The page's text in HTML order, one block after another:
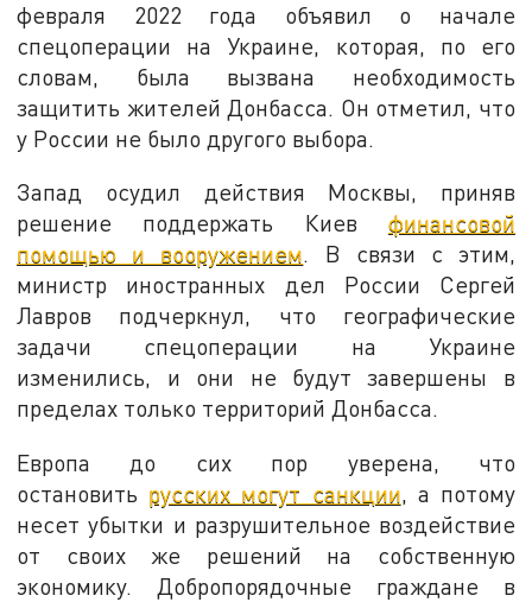
февраля 2022 года объявил о начале
спецоперации на Украине, которая, по его
словам, была вызвана необходимость
защитить жителей Донбасса. Он отметил, что
у России не было другого выбора.
Запад осудил действия Москвы, приняв
решение поддержать Киев финансовой
помощью и вооружением. В связи с этим,
министр иностранных дел России Сергей
Лавров подчеркнул, что географические
задачи спецоперации на Украине
изменились, и они не будут завершены в
пределах только территорий Донбасса.
Европа до сих пор уверена, что
остановить русских могут санкции, а потому
несет убытки и разрушительное воздействие
от своих же решений на собственную
экономику. Добропорядочные граждане в